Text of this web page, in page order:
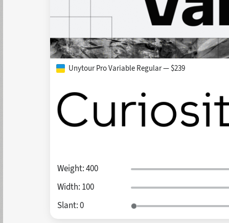
Unytour Pro Variable Regular — $239
Weight:400
Width: 100
Slant:0